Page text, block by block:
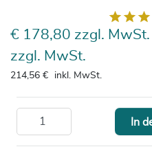
€ 178,80 zzgl. MwSt.
zzgl. MwSt.
214,56 € inkl. MwSt.
In